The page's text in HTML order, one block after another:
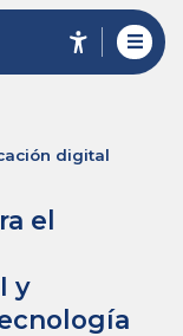
digital
el
y